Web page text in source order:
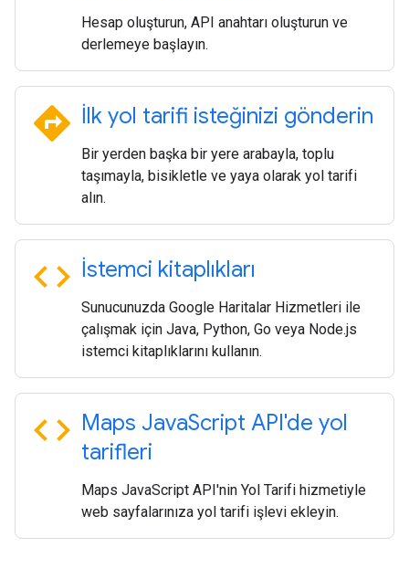
Hesap oluşturun, API anahtarı oluşturun ve
derlemeye başlayın.
directions İlk yol tarifi isteğinizi gönderin
Bir yerden başka bir yere arabayla, toplu
taşımayla, bisikletle ve yaya olarak yol tarifi
alın.
code İstemci kitaplıkları
Sunucunuzda Google Haritalar Hizmetleri ile
çalışmak için Java, Python, Go veya Node.js
istemci kitaplıklarını kullanın.
code Maps JavaScript API'de yol
tarifleri
Maps JavaScript API'nin Yol Tarifi hizmetiyle
web sayfalarınıza yol tarifi işlevi ekleyin.